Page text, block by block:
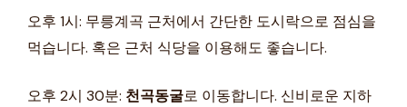
오후 1시: 무릉계곡 근처에서 간단한 도시락으로 점심을
먹습니다. 혹은 근처 식당을 이용해도 좋습니다.
오후 2시 30분: 천곡동굴로 이동합니다. 신비로운 지하